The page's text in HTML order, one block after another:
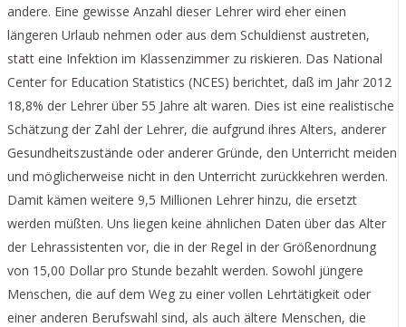
andere. Eine gewisse Anzahl dieser Lehrer wird eher einen
längeren Urlaub nehmen oder aus dem Schuldienst austreten,
statt eine Infektion im Klassenzimmer zu riskieren. Das National
Center for Education Statistics (NCES) berichtet, daß im Jahr 2012
18,8% der Lehrer über 55 Jahre alt waren. Dies ist eine realistische
Schätzung der Zahl der Lehrer, die aufgrund ihres Alters, anderer
Gesundheitszustände oder anderer Gründe, den Unterricht meiden
und möglicherweise nicht in den Unterricht zurückkehren werden.
Damit kämen weitere 9,5 Millionen Lehrer hinzu, die ersetzt
werden müßten. Uns liegen keine ähnlichen Daten über das Alter
der Lehrassistenten vor, die in der Regel in der Größenordnung
von 15,00 Dollar pro Stunde bezahlt werden. Sowohl jüngere
Menschen, die auf dem Weg zu einer vollen Lehrtätigkeit oder
einer anderen Berufswahl sind, als auch ältere Menschen, die